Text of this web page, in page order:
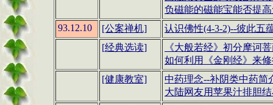
负磁能的磁能宝能否提
93.12.10
[公案禅机]
认识佛性(4-3-2)--彼此五
[经典选读] 《大般若经》 初分摩诃
如何利用
《金刚经》 来
[健康教室]
中药理念--补阴类中药简
大陆网友用苹果汁排胆